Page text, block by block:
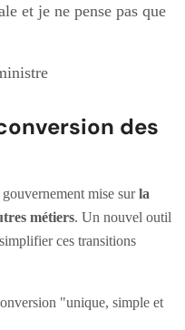
et je ne pense pas que
des
mise surla
métiers. Un nouvel outil
ces transitions
"unique, simple et